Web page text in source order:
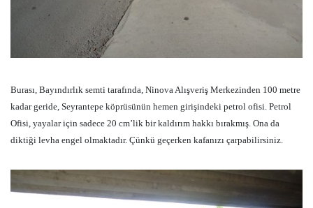
Burası, Bayındırlık semti tarafında, Ninova Alışveriş Merkezinden 100 metre
kadar geride, Seyrantepe köprüsünün hemen girişindeki petrol ofisi. Petrol
Ofisi, yayalar için sadece 20 cm’lik bir kaldırım hakkı bırakmış. Ona da
diktiği levha engel olmaktadır. Çünkü geçerken kafanızı çarpabilirsiniz.